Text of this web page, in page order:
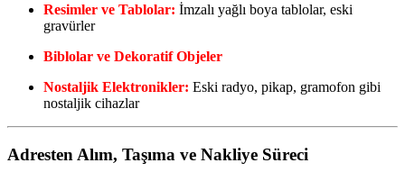
Resimler ve Tablolar: İmzalı yağlı boya tablolar, eski
gravürler
Biblolar ve Dekoratif Objeler
Nostaljik Elektronikler: Eski radyo, pikap, gramofon gibi
nostaljik cihazlar
Adresten Alım, Taşıma ve Nakliye Süreci